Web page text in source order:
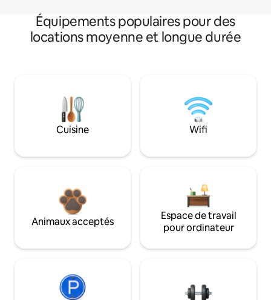
Équipements populaires pour des
locations moyenne et longue durée
Cuisine Wifi
Animaux acceptés
Espace de travail
pour ordinateur